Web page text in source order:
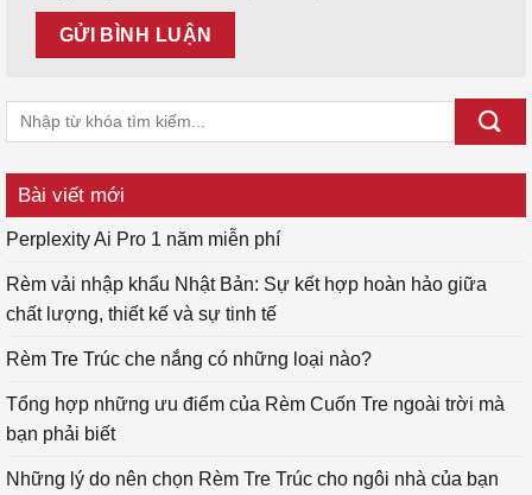
Bài viết mới
Perplexity Ai Pro 1 năm miễn phí
Rèm vải nhập khẩu Nhật Bản: Sự kết hợp hoàn hảo giữa
chất lượng, thiết kế và sự tinh tế
Rèm Tre Trúc che nắng có những loại nào?
Tổng hợp những ưu điểm của Rèm Cuốn Tre ngoài trời mà
bạn phải biết
Những lý do nên chọn Rèm Tre Trúc cho ngôi nhà của bạn